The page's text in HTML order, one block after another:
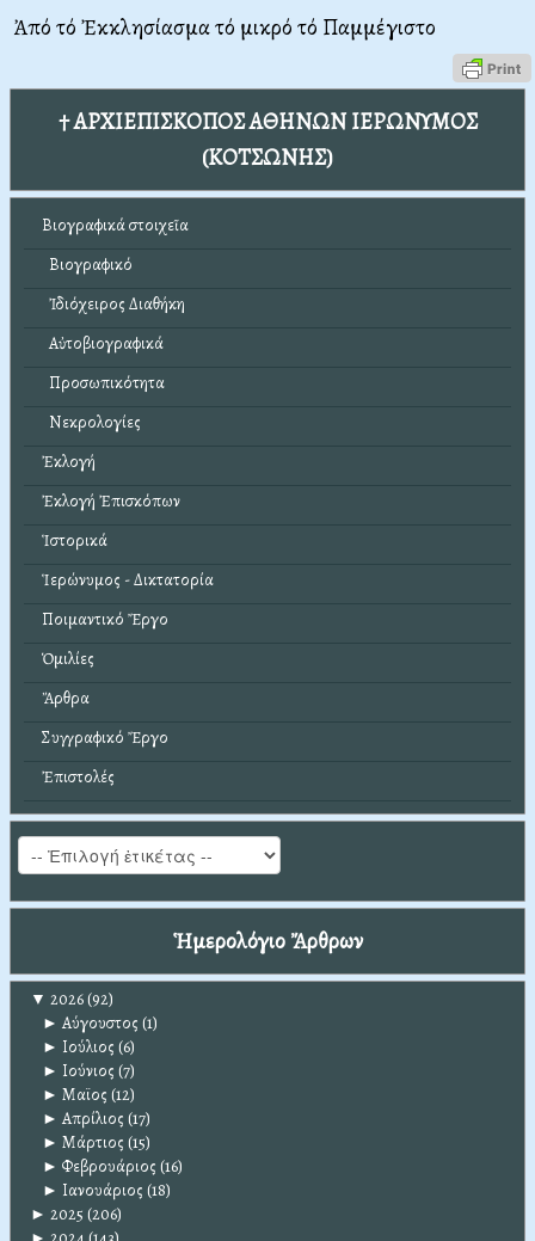
Ἀπό τό Ἐκκλησίασμα τό μικρό τό Παμμέγιστο
† ΑΡΧΙΕΠΙΣΚΟΠΟΣ ΑΘΗΝΩΝ ΙΕΡΩΝΥΜΟΣ
(ΚΟΤΣΩΝΗΣ)
Βιογραφικά στοιχεῖα
Βιογραφικό
Ἰδιόχειρος Διαθήκη
Αὐτοβιογραφικά
Προσωπικότητα
Νεκρολογίες
Ἐκλογή
Ἐκλογή Ἐπισκόπων
Ἱστορικά
Ἱερώνυμος - Δικτατορία
Ποιμαντικό Ἔργο
Ὁμιλίες
Ἄρθρα
Συγγραφικό Ἔργο
Ἐπιστολές
Ἡμερολόγιο Ἄρθρων
▼ 2026(92)
► Αύγουστος (1)
► Ιούλιος (6)
► Ιούνιος (7)
► Μαϊος (12)
► Απρίλιος (17)
► Μάρτιος (15)
► Φεβρουάριος (16)
► Ιανουάριος (18)
► 2025 (206)